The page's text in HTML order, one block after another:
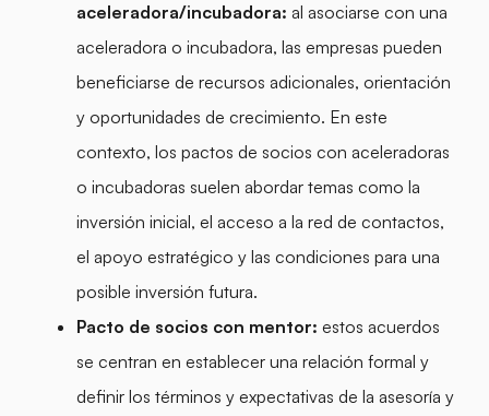
aceleradora/incubadora: al asociarse con una
aceleradora o incubadora, las empresas pueden
beneficiarse de recursos adicionales, orientación
y oportunidades de crecimiento. En este
contexto, los pactos de socios con aceleradoras
o incubadoras suelen abordar temas como la
inversión inicial, el acceso a la red de contactos,
el apoyo estratégico y las condiciones para una
posible inversión futura.
Pacto de socios con mentor: estos acuerdos
se centran en establecer una relación formal y
definir los términos y expectativas de la asesoría y